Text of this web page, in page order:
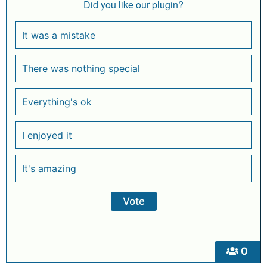
0
Did you like our plugin?
It was a mistake
There was nothing special
Everything's ok
I enjoyed it
It's amazing